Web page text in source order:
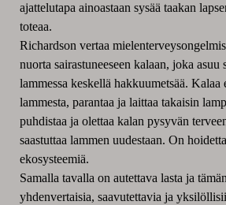
ajattelutapa ainoastaan sysää taakan
toteaa.
Richardson vertaa
nuorta sairastuneeseen kalaan, joka asuu
lammessa keskellä hakkuumetsää. Kalaa
lammesta, parantaa ja laittaa takaisin
puhdistaa ja olettaa kalan pysyvän
saastuttaa lammen uudestaan. On
ekosysteemiä.
Samalla tavalla on autettava lasta ja
yhdenvertaisia, saavutettavia ja